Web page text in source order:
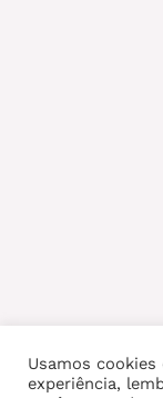
Usamos
experiência,